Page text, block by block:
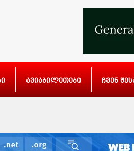
ავიაბილეთები ჩვენ